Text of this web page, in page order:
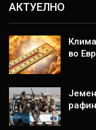
АКТУЕЛНО
во